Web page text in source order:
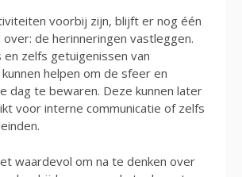
voorbij zijn, blijft er nog één
over: de herinneringen vastleggen.
en zelfs getuigenissen van
helpen om de sfeer en
dag te bewaren. Deze kunnen later
voor interne communicatie of zelfs
waardevol om na te denken over